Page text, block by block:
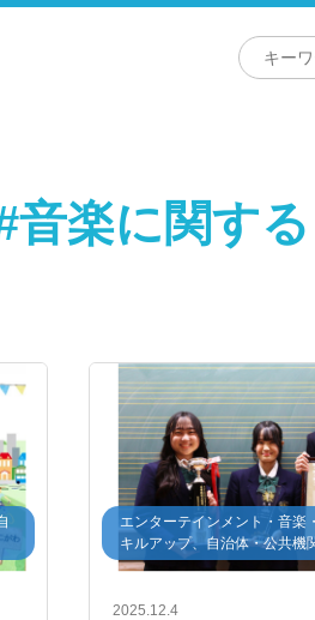
音楽に関す
エンターテインメント・音楽
キルアップ、自治体・公共機
2025.12.4